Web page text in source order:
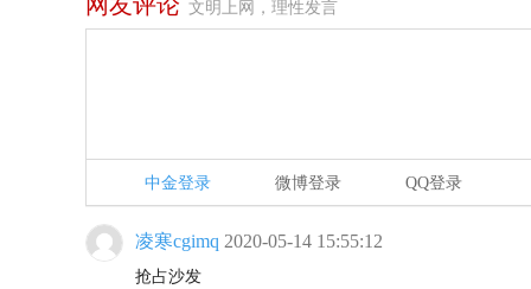
文明上网，理性发言
中金登录 微博登录 QQ登录
凌寒cgimq 2020-05-14 15:55:12
抢占沙发